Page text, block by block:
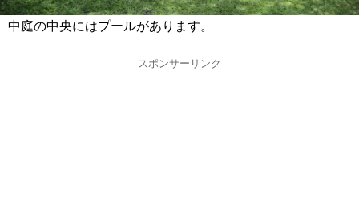
中庭の中央にはプールがあります。
スポンサーリンク